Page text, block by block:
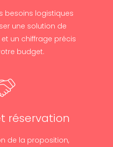
besoins logistiques
une solution de
un chiffrage précis
budget.
réservation
de la proposition,